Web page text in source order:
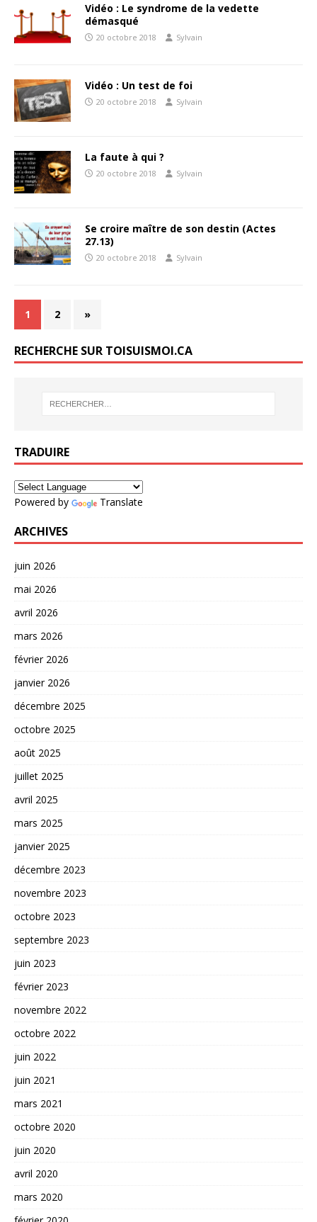
Vidéo : Le syndrome de la vedette
démasqué
20 octobre 2018 Sylvain
Vidéo : Un test de foi
20 octobre 2018 Sylvain
La faute à qui ?
20 octobre 2018 Sylvain
Se croire maître de son destin (Actes
27.13)
20 octobre 2018 Sylvain
1 2 »
RECHERCHE SUR TOISUISMOI.CA
TRADUIRE
Powered by Translate
ARCHIVES
juin 2026
mai 2026
avril 2026
mars 2026
février 2026
janvier 2026
décembre 2025
octobre 2025
août 2025
juillet 2025
avril 2025
mars 2025
janvier 2025
décembre 2023
novembre 2023
octobre 2023
septembre 2023
juin 2023
février 2023
novembre 2022
octobre 2022
juin 2022
juin 2021
mars 2021
octobre 2020
juin 2020
avril 2020
mars 2020